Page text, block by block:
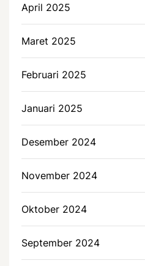
April 2025
Maret 2025
Februari 2025
Januari 2025
Desember 2024
November 2024
Oktober 2024
September 2024